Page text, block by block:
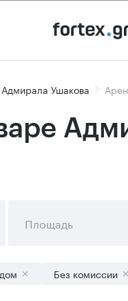
Ушакова
Площадь
Без комиссии